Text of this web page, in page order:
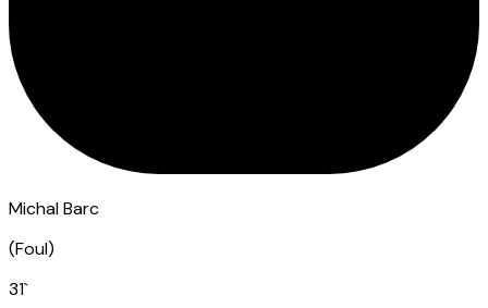
Michal Barc
(Foul)
31`